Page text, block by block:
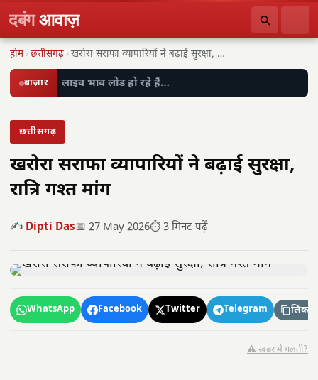
दबंगआवाज़
होम ›छत्तीसगढ़ › खरोरा सराफा व्यापारियों ने बढ़ाई सुरक्षा, रात्रि गश्त…
बाज़ार लाइव भाव लोड हो रहे हैं…
छत्तीसगढ़
खरोरा सराफा व्यापारियों ने बढ़ाई सुरक्षा,
रात्रि गश्त मांग
✍️ Dipti Das📅 27 May 2026⏱️ 3 मिनट पढ़ें
WhatsApp Facebook Twitter Telegram लिंक
⚠️ खबर में गलती?